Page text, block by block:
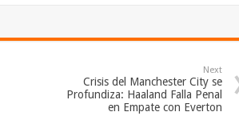
Next
Crisis del Manchester City se
Profundiza: Haaland Falla Penal
en Empate con Everton